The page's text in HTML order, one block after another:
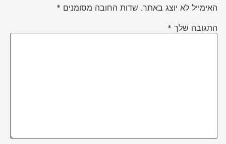
האימייל לא יוצג באתר. שדות החובה מסומנים *
התגובה שלך *